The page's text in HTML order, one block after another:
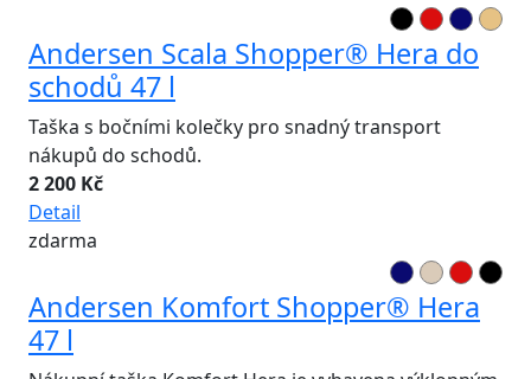
Andersen Scala Shopper® Hera do
schodů 47 l
Taška s bočními kolečky pro snadný transport
nákupů do schodů.
2 200 Kč
Detail
zdarma
Andersen Komfort Shopper® Hera
47 l